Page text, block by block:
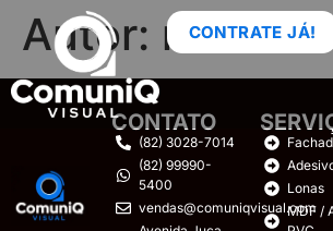
CONTRATE JÁ!
Autor: marinho
CONTATO
(82) 3028-7014
(82) 99990-
5400
vendas@comuniqvisual.com
Lonas
MDF /